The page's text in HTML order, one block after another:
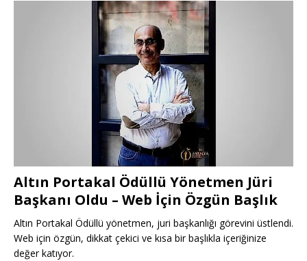
Altın Portakal Ödüllü Yönetmen Jüri
Başkanı Oldu – Web İçin Özgün Başlık
Altın Portakal Ödüllü yönetmen, juri başkanlığı görevini üstlendi.
Web için özgün, dikkat çekici ve kısa bir başlıkla içeriğinize
değer katıyor.